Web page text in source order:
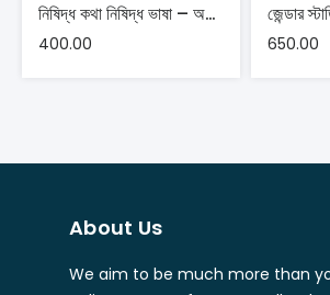
নিষিদ্ধ কথা নিষিদ্ধ ভাষা – অমিত ভট্টাচার্য
400.00 650.00
About Us
We aim to be much more than